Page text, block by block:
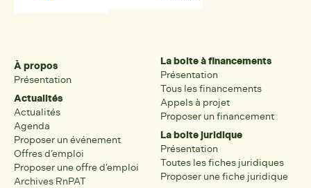
À propos
Présentation
Actualités
Actualités
Agenda
Proposer un événement
Offres d’emploi
Proposer une offre d’emploi
Archives RnPAT
La boite à financements
Présentation
Tous les financements
Appels à projet
Proposer un financement
La boite juridique
Présentation
Toutes les fiches juridiques
Proposer une fiche juridique